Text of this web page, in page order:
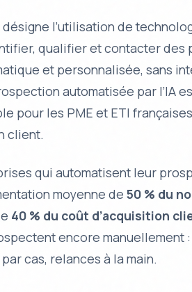
désigne l’utilisation de
qualifier et contacter des
et personnalisée, sans
automatisée par l’IA
pour les PME et ETI
client.
qui automatisent leur
moyenne de50 % du
40 % du coût d’acquisition
encore manuellement
cas, relances à la main.